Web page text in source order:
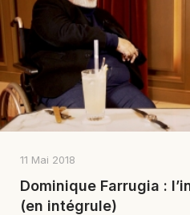
11 Mai 2018
Dominique Farrugia :
(en intégrule)